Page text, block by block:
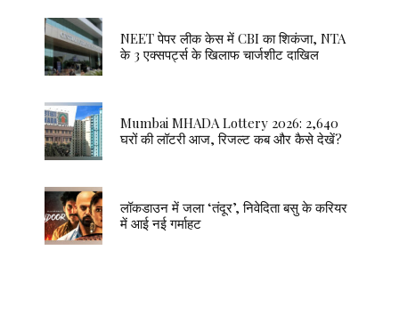
NEET पेपर लीक केस में CBI का शिकंजा, NTA
के 3 एक्सपर्ट्स के खिलाफ चार्जशीट दाखिल
Mumbai MHADA Lottery 2026: 2,640
घरों की लॉटरी आज, रिजल्ट कब और कैसे देखें?
लॉकडाउन में जला ‘तंदूर’, निवेदिता बसु के करियर
में आई नई गर्माहट